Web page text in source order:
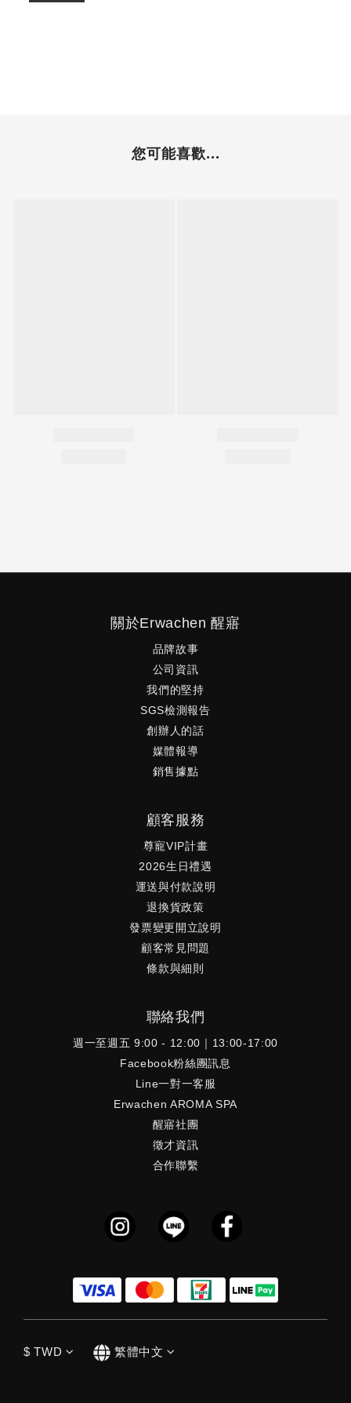
您可能喜歡...
關於Erwachen 醒寤
品牌故事
公司資訊
我們的堅持
SGS檢測報告
創辦人的話
媒體報導
銷售據點
顧客服務
尊寵VIP計畫
2026生日禮遇
運送與付款說明
退換貨政策
發票變更開立說明
顧客常見問題
條款與細則
聯絡我們
週一至週五 9:00 - 12:00｜13:00-17:00
Facebook粉絲團訊息
Line一對一客服
Erwachen AROMA SPA
醒寤社團
徵才資訊
合作聯繫
$ TWD 繁體中文